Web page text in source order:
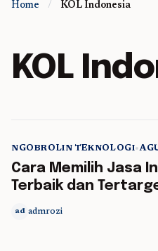
Home / KOL Indonesia
KOL
NGOBROLIN TEKNOLOGI•
Cara Memilih Jasa
Terbaik dan
ad admrozi